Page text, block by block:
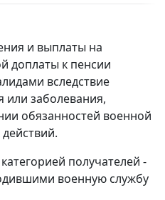
и выплаты на
доплаты к пенсии
вследствие
или заболевания,
обязанностей военной
получателей -
военную службу